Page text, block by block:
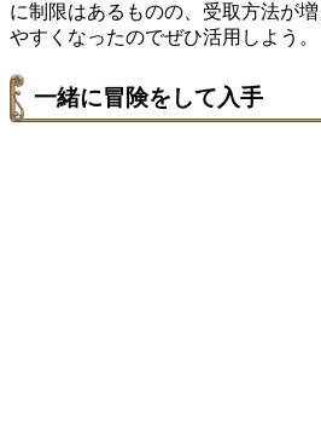
に制限はあるものの、受取方法が
やすくなったのでぜひ活用しよう。
一緒に冒険をして入手